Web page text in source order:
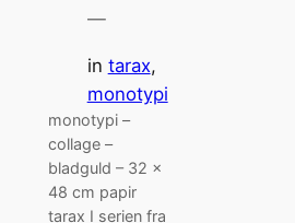
—
in tarax
monotypi
monotypi –
collage –
bladguld – 32 x
48 cm papir
tarax I serien fra